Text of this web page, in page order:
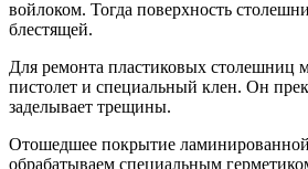
войлоком. Тогда поверхность
блестящей.
Для ремонта пластиковых столешниц
пистолет и специальный клен. Он
заделывает трещины.
Отошедшее покрытие
обрабатываем специальным